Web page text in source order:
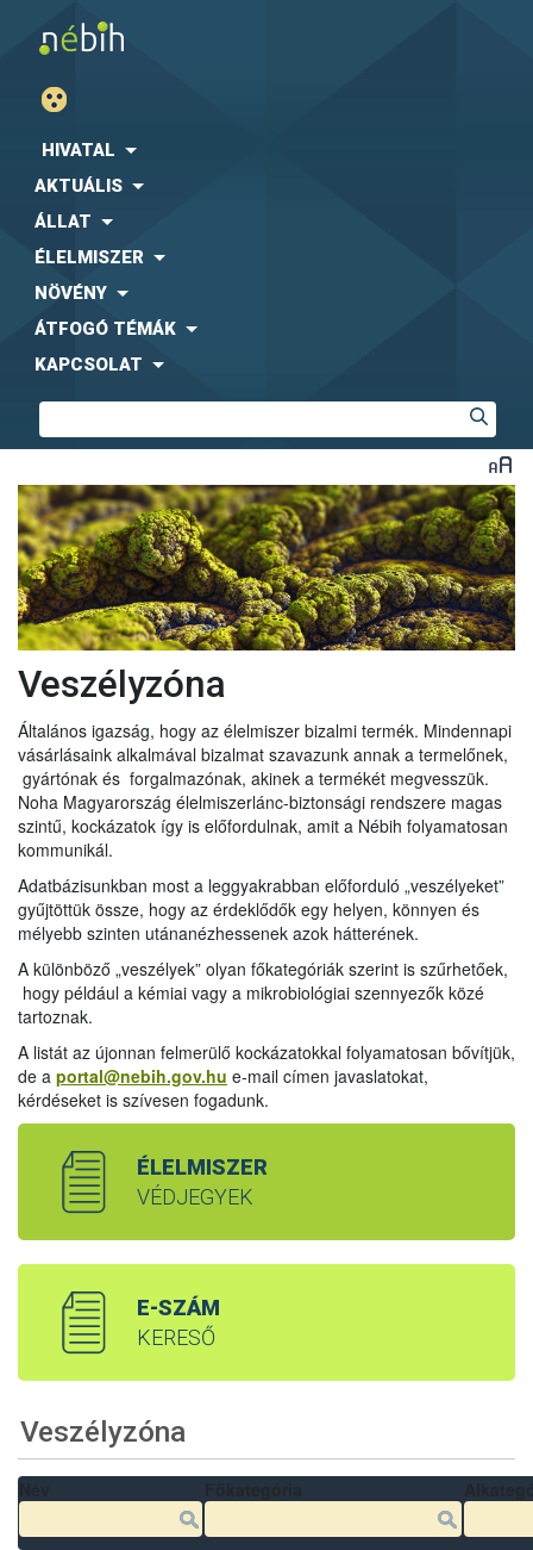
HIVATAL
AKTUÁLIS
ÁLLAT
ÉLELMISZER
NÖVÉNY
ÁTFOGÓ TÉMÁK
KAPCSOLAT
Veszélyzóna
Általános igazság, hogy az élelmiszer bizalmi termék. Mindennapi
vásárlásaink alkalmával bizalmat szavazunk annak a termelőnek,
gyártónak és forgalmazónak, akinek a termékét megvesszük.
Noha Magyarország élelmiszerlánc-biztonsági rendszere magas
szintű, kockázatok így is előfordulnak, amit a Nébih folyamatosan
kommunikál.
Adatbázisunkban most a leggyakrabban előforduló „veszélyeket”
gyűjtöttük össze, hogy az érdeklődők egy helyen, könnyen és
mélyebb szinten utánanézhessenek azok hátterének.
A különböző „veszélyek” olyan főkategóriák szerint is szűrhetőek,
hogy például a kémiai vagy a mikrobiológiai szennyezők közé
tartoznak.
A listát az újonnan felmerülő kockázatokkal folyamatosan bővítjük,
de a portal@nebih.gov.hu e-mail címen javaslatokat,
kérdéseket is szívesen fogadunk.
ÉLELMISZER
VÉDJEGYEK
E-SZÁM
KERESŐ
Veszélyzóna